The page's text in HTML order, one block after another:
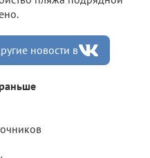
новости в